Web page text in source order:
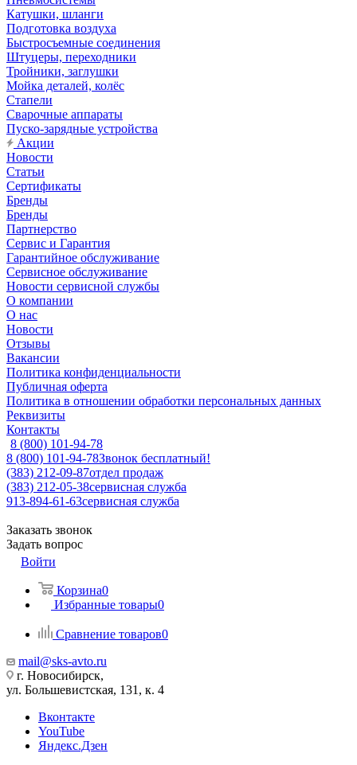
Катушки, шланги
Подготовка воздуха
Быстросъемные соединения
Штуцеры, переходники
Тройники, заглушки
Мойка деталей, колёс
Стапели
Сварочные аппараты
Пуско-зарядные устройства
Акции
Новости
Статьи
Сертификаты
Бренды
Бренды
Партнерство
Сервис и Гарантия
Гарантийное обслуживание
Сервисное обслуживание
Новости сервисной службы
О компании
О нас
Новости
Отзывы
Вакансии
Политика конфиденциальности
Публичная оферта
Политика в отношении обработки персональных данных
Реквизиты
Контакты
8 (800) 101-94-78
8 (800) 101-94-78Звонок бесплатный!
(383) 212-09-87отдел продаж
(383) 212-05-38сервисная служба
913-894-61-63сервисная служба
Заказать звонок
Задать вопрос
Войти
Корзина0
Избранные товары0
Сравнение товаров0
mail@sks-avto.ru
г. Новосибирск,
ул. Большевистская, 131, к. 4
Вконтакте
YouTube
Яндекс.Дзен